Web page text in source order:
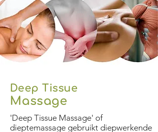
Deep Tissue
Massage
'Deep Tissue Massage' of
dieptemassage gebruikt diepwerkende